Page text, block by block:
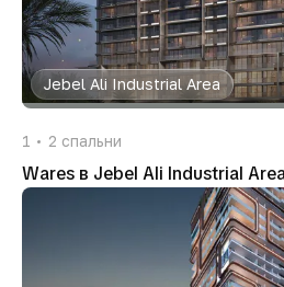
Jebel Ali Industrial Area
1 2 спальни
Wares в Jebel Ali Industrial